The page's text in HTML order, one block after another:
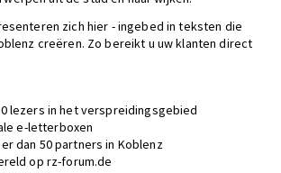
zich hier - ingebed in teksten die
creëren. Zo bereikt u uw klanten direct
lezers in het verspreidingsgebied
e-letterboxen
dan 50 partners in Koblenz
op rz-forum.de